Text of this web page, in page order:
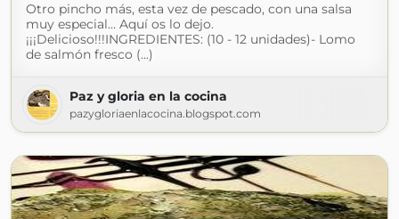
Otro pincho más, esta vez de pescado, con una salsa
muy especial... Aquí os lo dejo.
¡¡¡Delicioso!!!INGREDIENTES: (10 - 12 unidades)- Lomo
de salmón fresco (...)
Paz y gloria en la cocina
pazygloriaenlacocina.blogspot.com